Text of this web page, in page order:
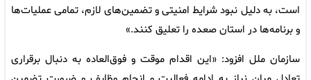
است، به دلیل نبود شرایط امنیتی و تضمین‌های لازم، تمامی عملیات‌ها
و برنامه‌ها در استان صعده را تعلیق کنند.»
سازمان ملل افزود: «این اقدام موقت و فوق‌العاده به دنبال برقراری